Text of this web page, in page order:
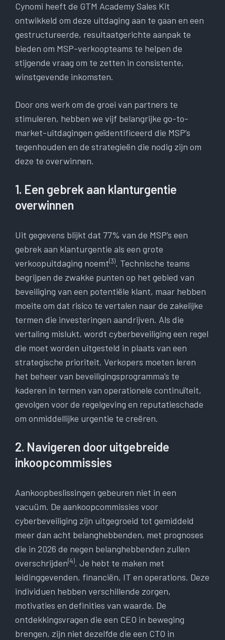
Cynomi heeft de GTM Academy Sales Kit
ontwikkeld om deze uitdaging aan te gaan en een
gestructureerde, resultaatgerichte aanpak te
bieden om MSP-verkoopteams te helpen de
stijgende vraag om te zetten in consistente,
winstgevende inkomsten.
Door ons werk om de groei van partners te
stimuleren, hebben we vijf belangrijke go-to-
market-uitdagingen geïdentificeerd die MSP’s
tegenhouden en de strategieën die nodig zijn om
deze te overwinnen.
1. Een gebrek aan klanturgentie
overwinnen
Uit gegevens blijkt dat 77% van de MSP’s een
gebrek aan klanturgentie als een grote
verkoopuitdaging noemt(3). Technische teams
begrijpen de zwakke punten op het gebied van
beveiliging van een potentiële klant, maar hebben
moeite om dat risico te vertalen naar de zakelijke
termen die investeringen aandrijven. Als die
vertaling mislukt, wordt cyberbeveiliging een regel
die moet worden uitgesteld in plaats van een
strategische prioriteit. Verkopers moeten leren
het beheer van beveiligingsprogramma’s te
kaderen in termen van operationele continuïteit,
gevolgen voor de regelgeving en reputatieschade
om onmiddellijke urgentie te creëren.
2. Navigeren door uitgebreide
inkoopcommissies
Aankoopbeslissingen gebeuren niet in een
vacuüm. De aankoopcommissies voor
cyberbeveiliging zijn uitgegroeid tot gemiddeld
meer dan acht belanghebbenden, met prognoses
die in 2026 de negen belanghebbenden zullen
overschrijden(4). Je hebt te maken met
leidinggevenden, financiën, IT en operations. Deze
individuen hebben verschillende zorgen,
motivaties en definities van waarde. De
ontdekkingsvragen die een CEO in beweging
brengen, zijn niet dezelfde die een CTO in